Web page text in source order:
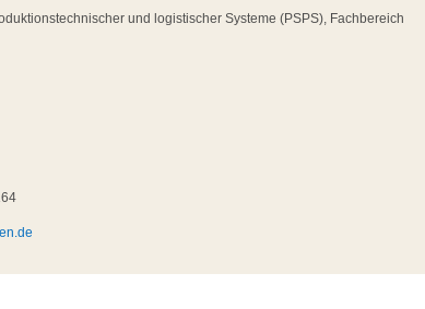
und logistischer Systeme (PSPS), Fachbereich